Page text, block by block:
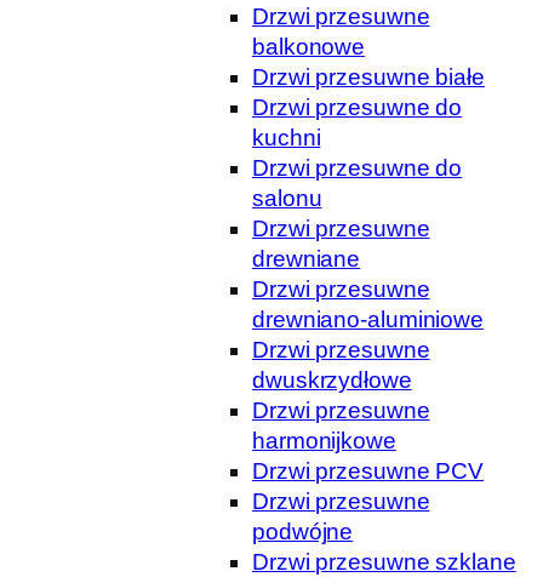
Drzwi przesuwne
balkonowe
Drzwi przesuwne białe
Drzwi przesuwne do
kuchni
Drzwi przesuwne do
salonu
Drzwi przesuwne
drewniane
Drzwi przesuwne
drewniano-aluminiowe
Drzwi przesuwne
dwuskrzydłowe
Drzwi przesuwne
harmonijkowe
Drzwi przesuwne PCV
Drzwi przesuwne
podwójne
Drzwi przesuwne szklane